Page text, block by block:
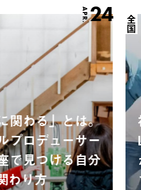
APR.24
関わる」とは。
プロデューサー
で見つける自分
わり方
全国